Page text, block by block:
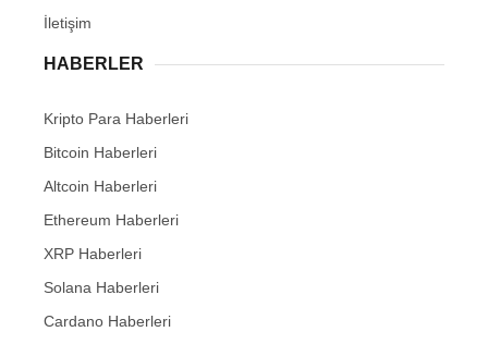
İletişim
HABERLER
Kripto Para Haberleri
Bitcoin Haberleri
Altcoin Haberleri
Ethereum Haberleri
XRP Haberleri
Solana Haberleri
Cardano Haberleri